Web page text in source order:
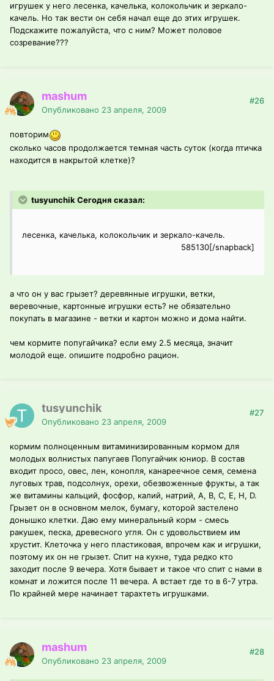
игрушек у него лесенка, качелька, колокольчик и зеркало-
качель. Но так вести он себя начал еще до этих игрушек.
Подскажите пожалуйста, что с ним? Может половое
созревание???
mashum
Опубликовано 23 апреля, 2009
#26
повторим
сколько часов продолжается темная часть суток (когда птичка
находится в накрытой клетке)?
tusyunchik Сегодня сказал:
лесенка, качелька, колокольчик и зеркало-качель.
585130[/snapback]
а что он у вас грызет? деревянные игрушки, ветки,
веревочные, картонные игрушки есть? не обязательно
покупать в магазине - ветки и картон можно и дома найти.
чем кормите попугайчика? если ему 2.5 месяца, значит
молодой еще. опишите подробно рацион.
tusyunchik
Опубликовано 23 апреля, 2009
#27
кормим полноценным витаминизированным кормом для
молодых волнистых папугаев Попугайчик юниор. В состав
входит просо, овес, лен, конопля, канареечное семя, семена
луговых трав, подсолнух, орехи, обезвоженные фрукты, а так
же витамины кальций, фосфор, калий, натрий, A, B, C, E, H, D.
Грызет он в основном мелок, бумагу, которой застелено
донышко клетки. Даю ему минеральный корм - смесь
ракушек, песка, древесного угля. Он с удовольствием им
хрустит. Клеточка у него пластиковая, впрочем как и игрушки,
поэтому их он не грызет. Спит на кухне, туда редко кто
заходит после 9 вечера. Хотя бывает и такое что спит с нами в
комнат и ложится после 11 вечера. А встает где то в 6-7 утра.
По крайней мере начинает тарахтеть игрушками.
mashum
Опубликовано 23 апреля, 2009
#28